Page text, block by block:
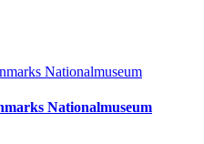
Nationalmuseum